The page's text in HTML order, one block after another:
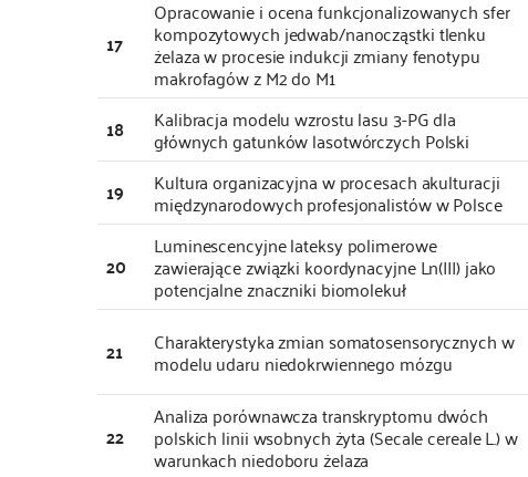
17
Opracowanie i ocena funkcjonalizowanych sfer
kompozytowych jedwab/nanocząstki tlenku
żelaza w procesie indukcji zmiany fenotypu
makrofagów z M2 do M1
18 Kalibracja modelu wzrostu lasu 3-PG dla
głównych gatunków lasotwórczych Polski
19 Kultura organizacyjna w procesach akulturacji
międzynarodowych profesjonalistów w Polsce
20
Luminescencyjne lateksy polimerowe
zawierające związki koordynacyjne Ln(III) jako
potencjalne znaczniki biomolekuł
21 Charakterystyka zmian somatosensorycznych w
modelu udaru niedokrwiennego mózgu
22
Analiza porównawcza transkryptomu dwóch
polskich linii wsobnych żyta (Secale cereale L.) w
warunkach niedoboru żelaza